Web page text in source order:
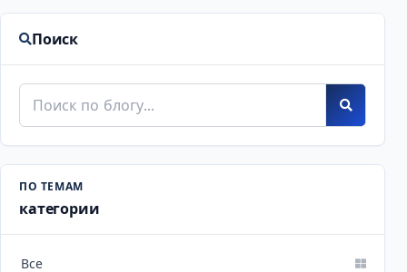
Поиск
Поиск по блогу
ПО ТЕМАМ
категории
Все